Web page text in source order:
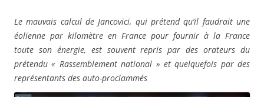
Le mauvais calcul de Jancovici, qui prétend qu’il faudrait une
éolienne par kilomètre en France pour fournir à la France
toute son énergie, est souvent repris par des orateurs du
prétendu « Rassemblement national » et quelquefois par des
représentants des auto-proclammés